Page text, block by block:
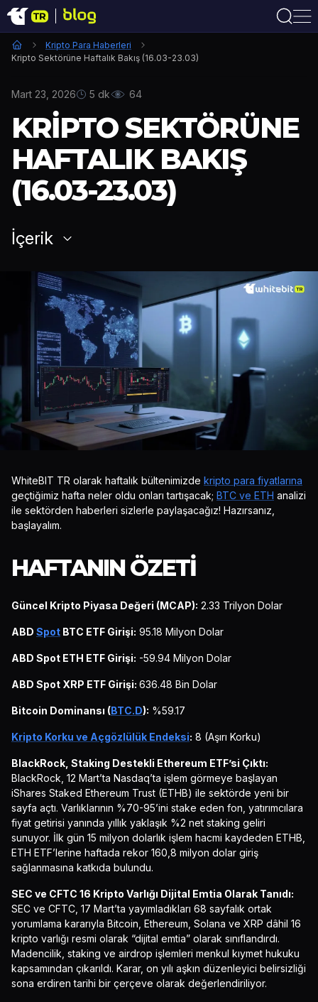
Kripto Para Haberleri
Kripto Sektörüne Haftalık Bakış (16.03-23.03)
Mart 23, 2026 5 dk 64
KRIPTO SEKTÖRÜNE
HAFTALIK BAKIŞ
(16.03-23.03)
İçerik
WhiteBIT TR olarak haftalık bültenimizde kripto para fiyatlarına
geçtiğimiz hafta neler oldu onları tartışacak; BTC ve ETH analizi
ile sektörden haberleri sizlerle paylaşacağız! Hazırsanız,
başlayalım.
HAFTANIN ÖZETI
Güncel Kripto Piyasa Değeri (MCAP): 2.33 Trilyon Dolar
ABD Spot BTC ETF Girişi: 95.18 Milyon Dolar
ABD Spot ETH ETF Girişi: -59.94 Milyon Dolar
ABD Spot XRP ETF Girişi: 636.48 Bin Dolar
Bitcoin Dominansı (BTC.D): %59.17
Kripto Korku ve Açgözlülük Endeksi: 8 (Aşırı Korku)
BlackRock, Staking Destekli Ethereum ETF’si Çıktı:
BlackRock, 12 Mart’ta Nasdaq’ta işlem görmeye başlayan
iShares Staked Ethereum Trust (ETHB) ile sektörde yeni bir
sayfa açtı. Varlıklarının %70-95’ini stake eden fon, yatırımcılara
fiyat getirisi yanında yıllık yaklaşık %2 net staking geliri
sunuyor. İlk gün 15 milyon dolarlık işlem hacmi kaydeden ETHB,
ETH ETF’lerine haftada rekor 160,8 milyon dolar giriş
sağlanmasına katkıda bulundu.
SEC ve CFTC 16 Kripto Varlığı Dijital Emtia Olarak Tanıdı:
SEC ve CFTC, 17 Mart’ta yayımladıkları 68 sayfalık ortak
yorumlama kararıyla Bitcoin, Ethereum, Solana ve XRP dâhil 16
kripto varlığı resmi olarak “dijital emtia” olarak sınıflandırdı.
Madencilik, staking ve airdrop işlemleri menkul kıymet hukuku
kapsamından çıkarıldı. Karar, on yılı aşkın düzenleyici belirsizliği
sona erdiren tarihi bir çerçeve olarak değerlendiriliyor.